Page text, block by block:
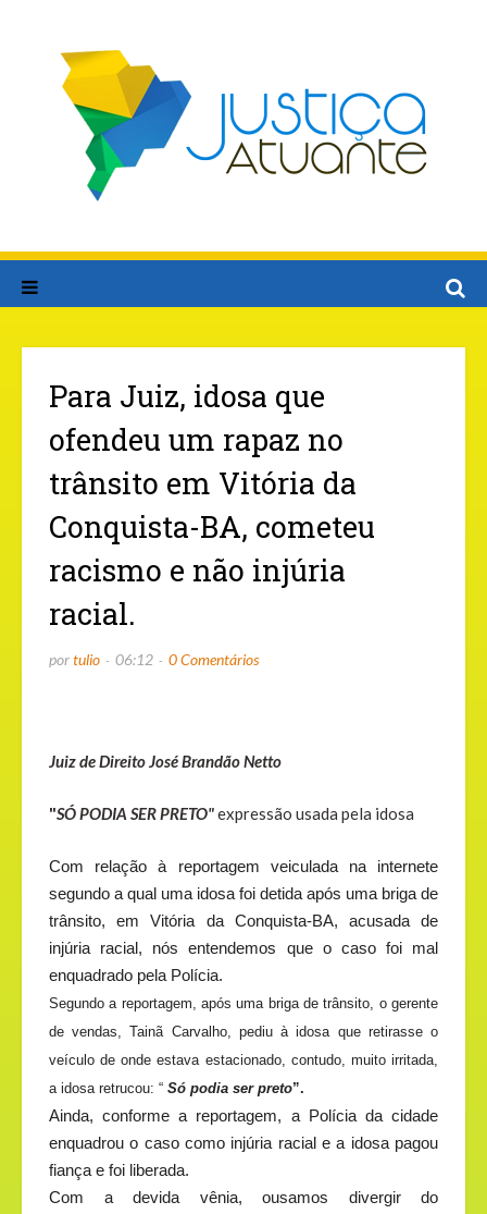
Para Juiz, idosa que
ofendeu um rapaz no
trânsito em Vitória da
Conquista-BA, cometeu
racismo e não injúria
racial.
portulio 06:12 0 Comentários
Juiz de Direito José Brandão Netto
"SÓ PODIA SER PRETO"expressão usada pela idosa
Com relação à reportagem veiculada na internete
segundo a qual uma idosa foi detida após uma briga de
trânsito, em Vitória da Conquista-BA, acusada de
injúria racial, nós entendemos que o caso foi mal
enquadrado pela Polícia.
Segundo a reportagem, após uma briga de trânsito, o gerente
de vendas, Tainã Carvalho, pediu à idosa que retirasse o
veículo de onde estava estacionado, contudo, muito irritada,
a idosa retrucou: “ Só podia ser preto”.
Ainda, conforme a reportagem, a Polícia da cidade
enquadrou o caso como injúria racial e a idosa pagou
fiança e foi liberada.
Com a devida vênia, ousamos divergir do